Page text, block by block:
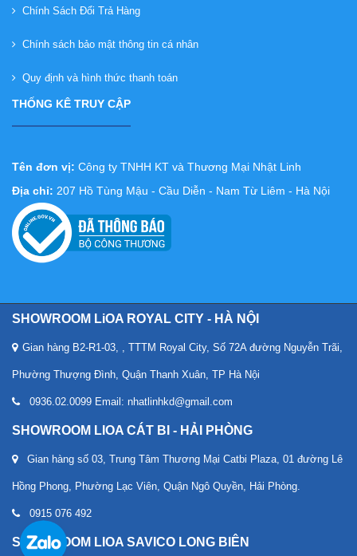
Chính Sách Đổi Trả Hàng
Chính sách bảo mật thông tin cá nhân
Quy định và hình thức thanh toán
THỐNG KÊ TRUY CẬP
Tên đơn vị: Công ty TNHH KT và Thương Mại Nhật Linh
Địa chỉ: 207 Hồ Tùng Mậu - Cầu Diễn - Nam Từ Liêm - Hà Nội
SHOWROOM LiOA ROYAL CITY - HÀ NỘI
Gian hàng B2-R1-03, , TTTM Royal City, Số 72A đường Nguyễn Trãi,
Phường Thượng Đình, Quận Thanh Xuân, TP Hà Nội
0936.02.0099 Email: nhatlinhkd@gmail.com
SHOWROOM LIOA CÁT BI - HẢI PHÒNG
Gian hàng số 03, Trung Tâm Thương Mại Catbi Plaza, 01 đường Lê
Hồng Phong, Phường Lạc Viên, Quận Ngô Quyền, Hải Phòng.
0915 076 492
SHOWROOM LIOA SAVICO LONG BIÊN